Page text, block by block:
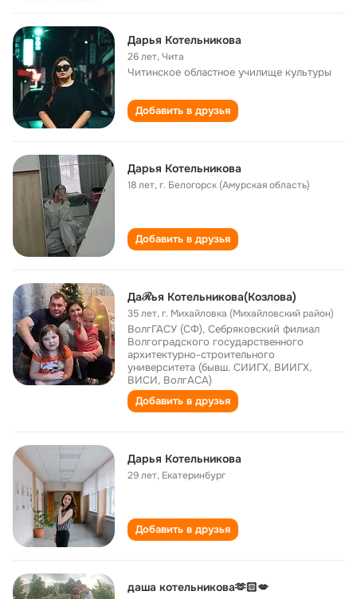
Дарья Котельникова
26 лет,Чита
Читинское областное училище культуры
Добавить в друзья
Дарья Котельникова
18 лет,г. Белогорск (Амурская область)
Добавить в друзья
Даℛья Котельникова(Козлова)
35 лет,г. Михайловка (Михайловский район)
ВолгГАСУ (СФ), Себряковский филиал
Волгоградского государственного
архитектурно-строительного
университета (бывш. СИИГХ, ВИИГХ,
ВИСИ, ВолгАСА)
Добавить в друзья
Дарья Котельникова
29 лет, Екатеринбург
Добавить в друзья
даша котельникова🫶🏻💋